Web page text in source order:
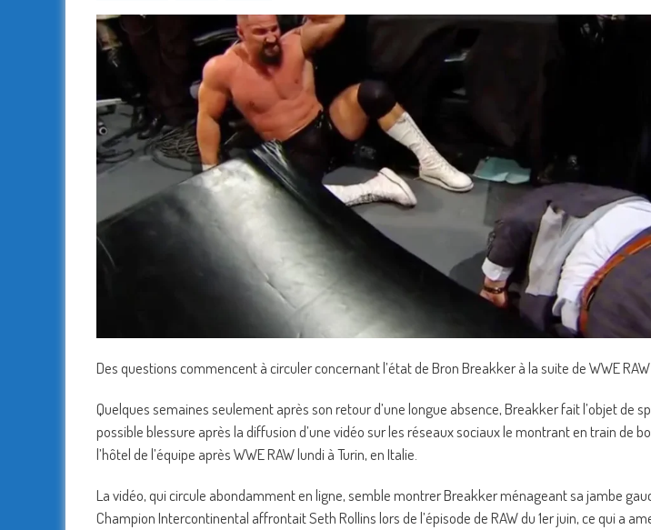
Des questions commencent à circuler concernant l’état de Bron Breakker à la suite de WWE
Quelques semaines seulement après son retour d’une longue absence, Breakker fait l’objet de
possible blessure après la diffusion d’une vidéo sur les réseaux sociaux le montrant en train de
l’hôtel de l’équipe après WWE RAW lundi à Turin, en Italie.
La vidéo, qui circule abondamment en ligne, semble montrer Breakker ménageant sa jambe
Champion Intercontinental affrontait Seth Rollins lors de l’épisode de RAW du 1er juin, ce qui a